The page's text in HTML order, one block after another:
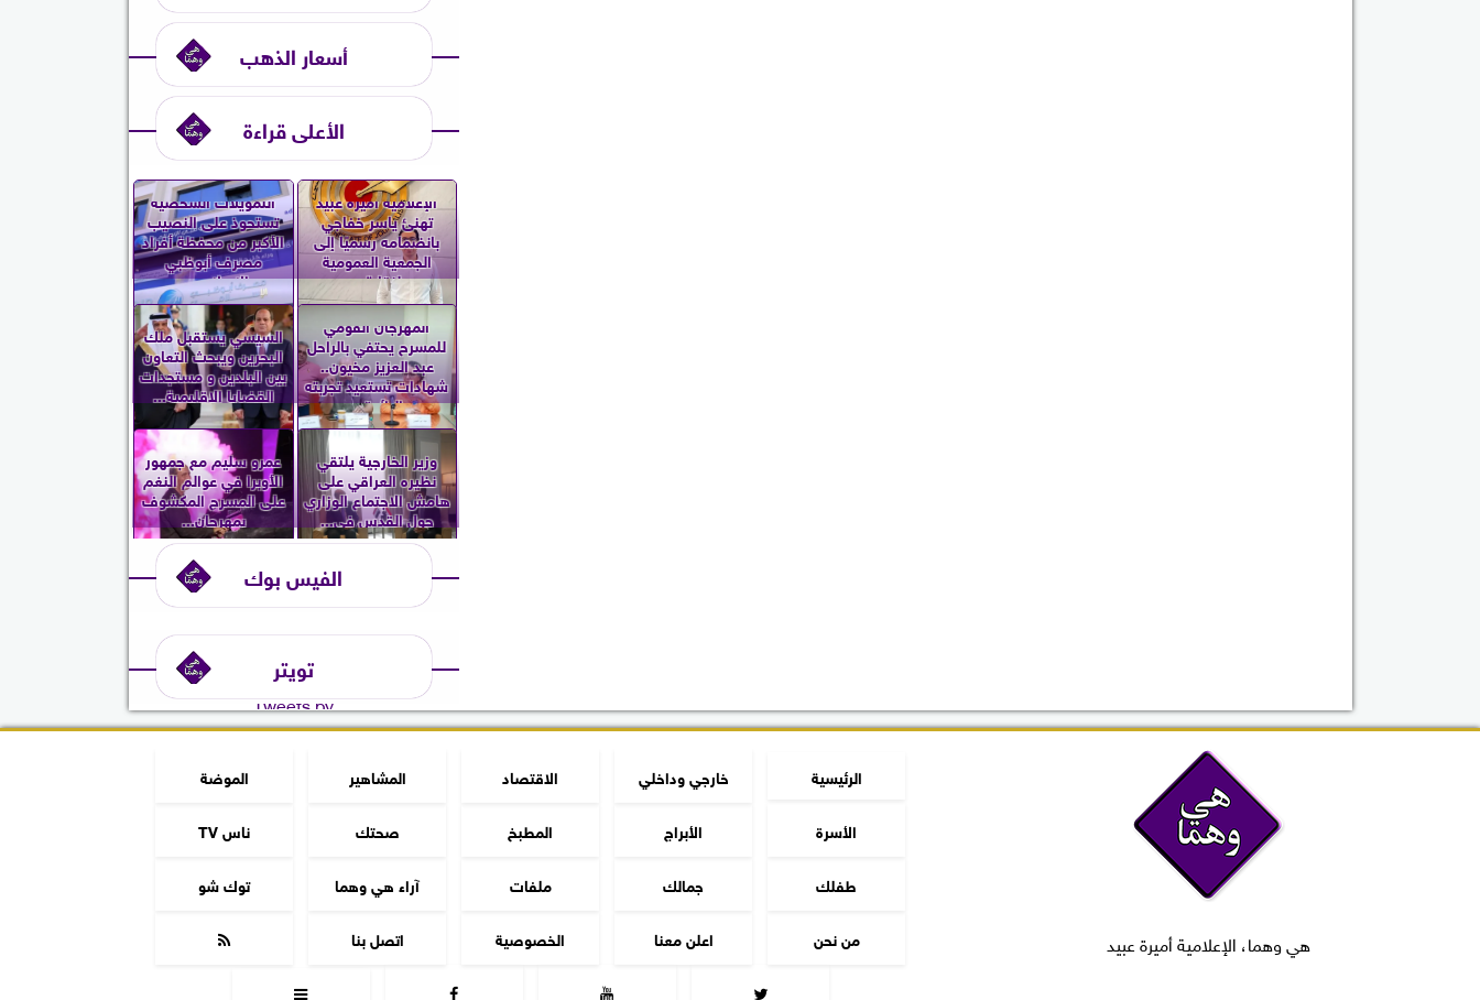
أسعار الذهب
الأعلى قراءة
الإعلامية أميرة عبيد
تهنئ ياسر خفاجي
بانضمامه رسميًا إلى
الجمعية العمومية
لنقابة...
التمويلات الشخصية
تستحوذ على النصيب
الأكبر من محفظة أفراد
مصرف أبوظبي
الإسلامي...
المهرجان القومي
للمسرح يحتفي بالراحل
عبد العزيز مخيون..
شهادات تستعيد تجربته
الرائدة...
السيسي يستقبل ملك
البحرين ويبحث التعاون
بين البلدين و مستجدات
القضايا الإقليمية...
وزير الخارجية يلتقي
نظيره العراقي على
هامش الاجتماع الوزاري
حول القدس في...
عمرو سليم مع جمهور
الأوبرا في عوالم النغم
على المسرح المكشوف
بمهرجان...
الفيس بوك
تويتر
Tweets by
هي وهما، الإعلامية أميرة عبيد
الرئيسية خارجي وداخلي الاقتصاد المشاهير
الموضة
الأسرة
الأبراج المطبخ صحتك
ناس TV
طفلك
جمالك ملفات آراء هي وهما
توك شو
من نحن
اعلن معنا الخصوصية اتصل بنا




